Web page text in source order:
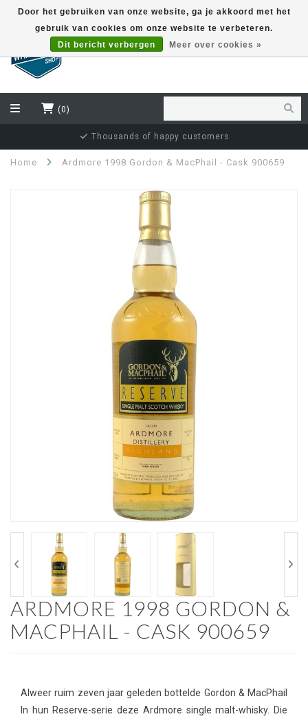
(0)
Thousands of happy customers
Home Ardmore 1998 Gordon & MacPhail - Cask 900659
ARDMORE 1998 GORDON &
MACPHAIL - CASK 900659
Alweer ruim zeven jaar geleden bottelde Gordon & MacPhail
In hun Reserve-serie deze Ardmore single malt-whisky. Die
Door het gebruiken van onze website, ga je akkoord met het
gebruik van cookies om onze website te verbeteren.
Dit bericht verbergen
Meer over cookies »